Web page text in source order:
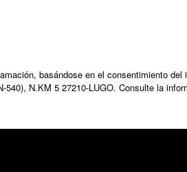
basándose en el consentimiento del
N.KM 5 27210-LUGO. Consulte la